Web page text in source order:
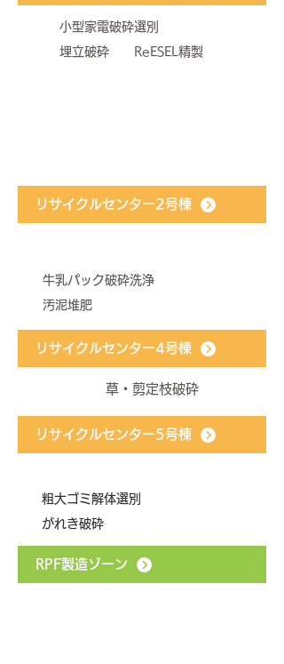
小型家電破砕選別
埋立破砕 ReESEL精製
リサイクルセンター2号棟
​牛乳パック破砕洗浄
​汚泥堆肥
リサイクルセンター4号棟
草・剪定枝破砕
リサイクルセンター5号棟
​粗大ゴミ解体選別
がれき破砕
RPF製造ゾーン